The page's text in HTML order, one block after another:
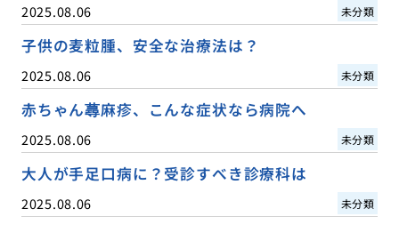
2025.08.06 未分類
子供の麦粒腫、安全な治療法は？
2025.08.06 未分類
赤ちゃん蕁麻疹、こんな症状なら病院へ
2025.08.06 未分類
大人が手足口病に？受診すべき診療科は
2025.08.06 未分類